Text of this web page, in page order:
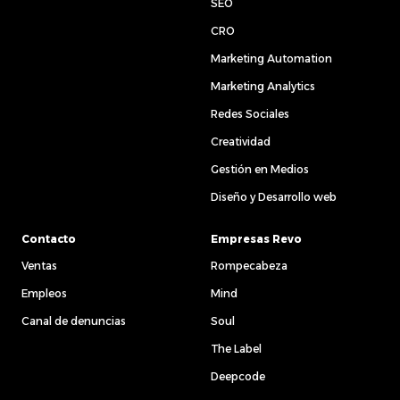
SEO
CRO
Marketing Automation
Marketing Analytics
Redes Sociales
Creatividad
Gestión en Medios
Diseño y Desarrollo web
Contacto
Ventas
Empleos
Canal de denuncias
Empresas Revo
Rompecabeza
Mind
Soul
The Label
Deepcode